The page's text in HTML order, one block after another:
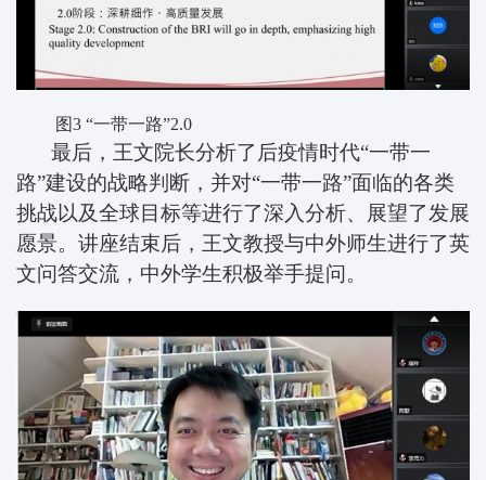
图3 “一带一路”2.0
最后，王文院长分析了后疫情时代“一带一
路”建设的战略判断，并对“一带一路”面临的各类
挑战以及全球目标等进行了深入分析、展望了发展
愿景。 讲座结束后，王文教授与中外师生进行了英
文问答交流，中外学生积极举手提问。